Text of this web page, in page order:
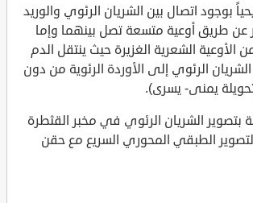
بوجود اتصال بين الشريان الرئوي والوريد
عن طريق أوعية متسعة تصل بينهما وإما
الشعرية الغزيرة حيث ينتقل الدم
الرئوي إلى الأوردة الرئوية من دون
يمنى- يسرى).
الشريان الرئوي في مخبر القثطرة
التصوير الطبقي المحوري السريع مع حقن